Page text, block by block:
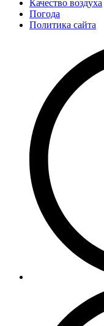
Качество воздуха
Погода
Политика сайта